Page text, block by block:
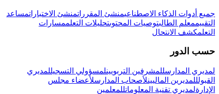
جميع أدوات الذكاء الاصطناعيمنشئ المقرراتمنشئ الاختباراتمساعد
التقييممعلم الطالبتوصيات المحتوىتحليلات التعلممسارات
التعلمكشف الانتحال
حسب الدور
لمديري المدارسللمشرفين التربويينلمسؤولي التسجيللمديري
القبولللمديرين الماليينلأصحاب المدارسلأعضاء مجلس
الإدارةلمديري تقنية المعلوماتللمعلمين